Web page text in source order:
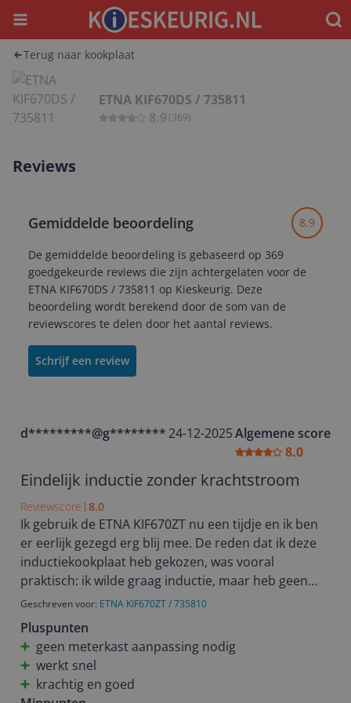
Menu
Terug naar kookplaat
ETNA KIF670DS / 735811
8.9 (369)
Reviews
Gemiddelde beoordeling 8.9
De gemiddelde beoordeling is gebaseerd op 369
goedgekeurde reviews die zijn achtergelaten voor de
ETNA KIF670DS / 735811 op Kieskeurig. Deze
beoordeling wordt berekend door de som van de
reviewscores te delen door het aantal reviews.
Schrijf een review
d*********@g******** 24-12-2025Algemene score
8.0
Eindelijk inductie zonder krachtstroom
Reviewscore 8.0
Ik gebruik de ETNA KIF670ZT nu een tijdje en ik ben
er eerlijk gezegd erg blij mee. De reden dat ik deze
inductiekookplaat heb gekozen, was vooral
praktisch: ik wilde graag inductie, maar heb geen
krachtstroom in huis. Dat deze plaat gewoon op 220
volt werkt, gaf meteen de doorslag. Geen gedoe met
extra groepen aanleggen of een elektricien laten
komen – aansluiten en koken maar.
Wat me direct opviel bij het eerste gebruik, is hoe
Geschreven voor: ETNA KIF670ZT / 735810
Pluspunten
geen meterkast aanpassing nodig
werkt snel
krachtig en goed